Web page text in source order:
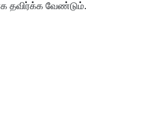
தவிர்க்க வேண்டும்.